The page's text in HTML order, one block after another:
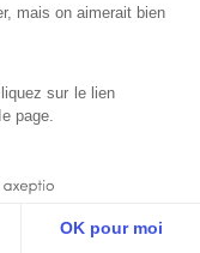
mais on aimerait bien
sur le lien
page.
OK pour moi
podcast